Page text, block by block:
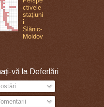
ctivele
staţiuni
i
Slănic-
Moldov
vă la Deferlări